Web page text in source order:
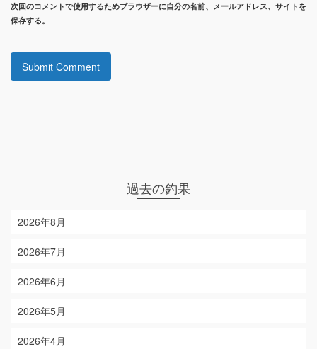
次回のコメントで使用するためブラウザーに自分の名前、メールアドレス、サイトを
保存する。
過去の釣果
2026年8月
2026年7月
2026年6月
2026年5月
2026年4月